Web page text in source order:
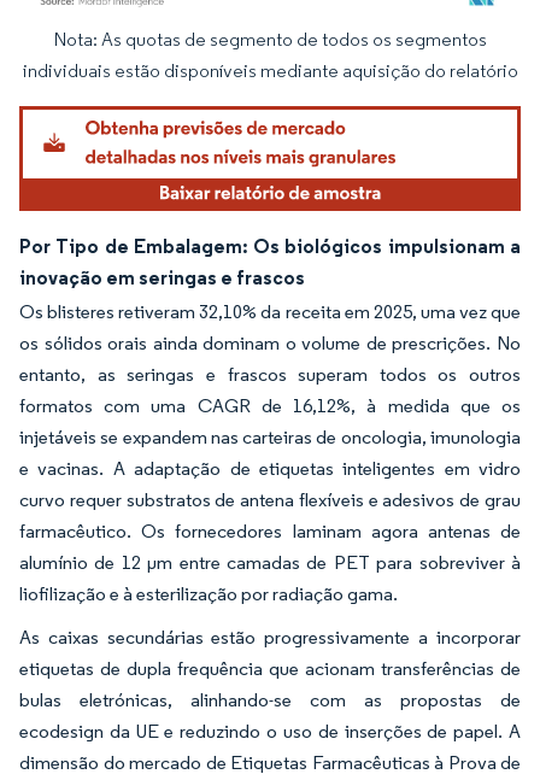
Imagem © Mordor Intelligence. O reuso requer atribuição conforme CC BY 4.0.
Nota: As quotas de segmento de todos os segmentos
individuais estão disponíveis mediante aquisição do relatório
Por Tipo de Embalagem: Os biológicos impulsionam a
inovação em seringas e frascos
Os blisteres retiveram 32,10% da receita em 2025, uma vez que
os sólidos orais ainda dominam o volume de prescrições. No
entanto, as seringas e frascos superam todos os outros
formatos com uma CAGR de 16,12%, à medida que os
injetáveis se expandem nas carteiras de oncologia, imunologia
e vacinas. A adaptação de etiquetas inteligentes em vidro
curvo requer substratos de antena flexíveis e adesivos de grau
farmacêutico. Os fornecedores laminam agora antenas de
alumínio de 12 µm entre camadas de PET para sobreviver à
liofilização e à esterilização por radiação gama.
As caixas secundárias estão progressivamente a incorporar
etiquetas de dupla frequência que acionam transferências de
bulas eletrónicas, alinhando-se com as propostas de
ecodesign da UE e reduzindo o uso de inserções de papel. A
dimensão do mercado de Etiquetas Farmacêuticas à Prova de